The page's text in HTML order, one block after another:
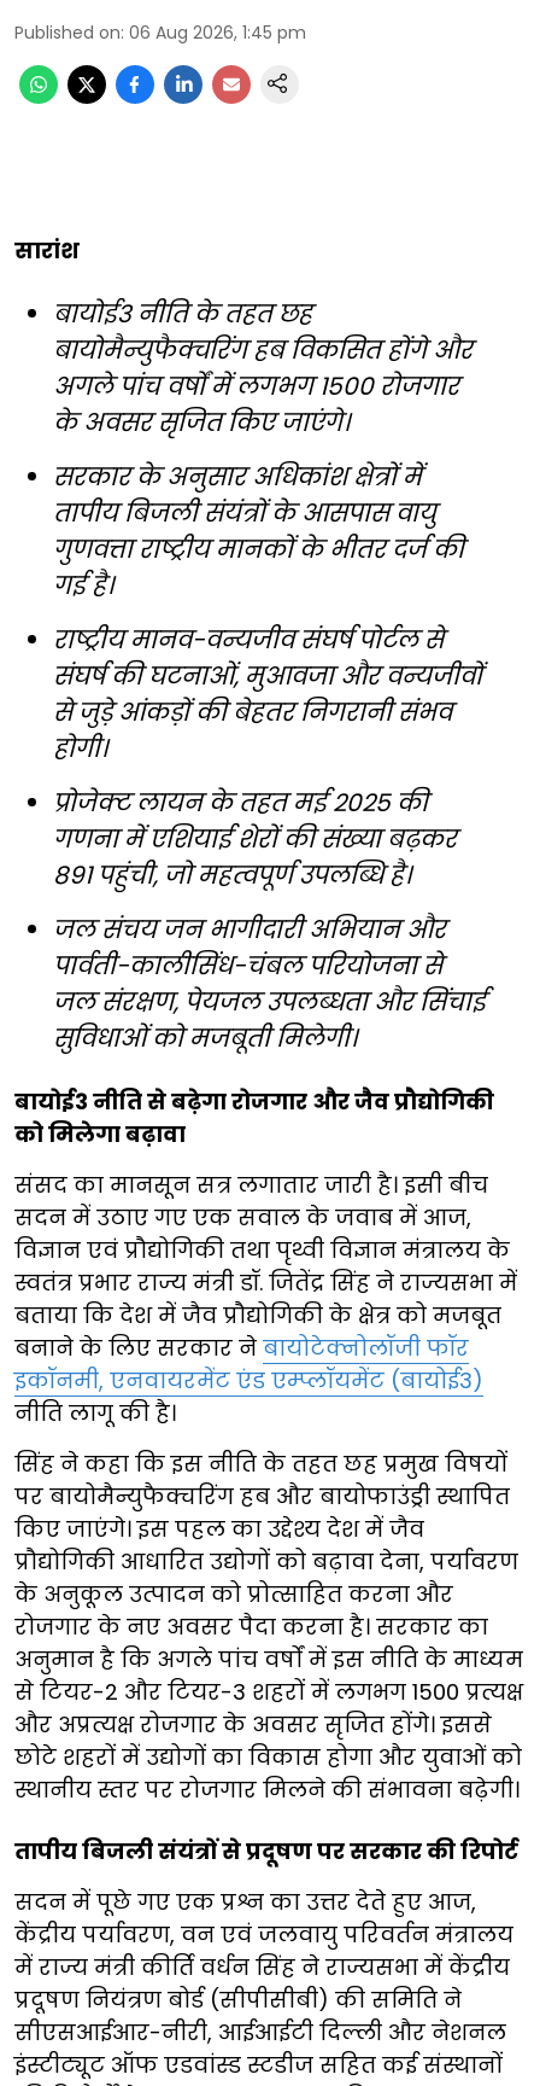
Published on: 06 Aug 2026, 1:45 pm
सारांश
बायोई3 नीति के तहत छह
बायोमैन्युफैक्चरिंग हब विकसित होंगे और
अगले पांच वर्षों में लगभग 1500 रोजगार
के अवसर सृजित किए जाएंगे।
सरकार के अनुसार अधिकांश क्षेत्रों में
तापीय बिजली संयंत्रों के आसपास वायु
गुणवत्ता राष्ट्रीय मानकों के भीतर दर्ज की
गई है।
राष्ट्रीय मानव-वन्यजीव संघर्ष पोर्टल से
संघर्ष की घटनाओं, मुआवजा और वन्यजीवों
से जुड़े आंकड़ों की बेहतर निगरानी संभव
होगी।
प्रोजेक्ट लायन के तहत मई 2025 की
गणना में एशियाई शेरों की संख्या बढ़कर
891 पहुंची, जो महत्वपूर्ण उपलब्धि है।
जल संचय जन भागीदारी अभियान और
पार्वती-कालीसिंध-चंबल परियोजना से
जल संरक्षण, पेयजल उपलब्धता और सिंचाई
सुविधाओं को मजबूती मिलेगी।
बायोई3 नीति से बढ़ेगा रोजगार और जैव प्रौद्योगिकी
को मिलेगा बढ़ावा
संसद का मानसून सत्र लगातार जारी है। इसी बीच
सदन में उठाए गए एक सवाल के जवाब में आज,
विज्ञान एवं प्रौद्योगिकी तथा पृथ्वी विज्ञान मंत्रालय के
स्वतंत्र प्रभार राज्य मंत्री डॉ. जितेंद्र सिंह ने राज्यसभा में
बताया कि देश में जैव प्रौद्योगिकी के क्षेत्र को मजबूत
बनाने के लिए सरकार ने बायोटेक्नोलॉजी फॉर
इकॉनमी, एनवायरमेंट एंड एम्प्लॉयमेंट (बायोई3)
नीति लागू की है।
सिंह ने कहा कि इस नीति के तहत छह प्रमुख विषयों
पर बायोमैन्युफैक्चरिंग हब और बायोफाउंड्री स्थापित
किए जाएंगे। इस पहल का उद्देश्य देश में जैव
प्रौद्योगिकी आधारित उद्योगों को बढ़ावा देना, पर्यावरण
के अनुकूल उत्पादन को प्रोत्साहित करना और
रोजगार के नए अवसर पैदा करना है। सरकार का
अनुमान है कि अगले पांच वर्षों में इस नीति के माध्यम
से टियर-2 और टियर-3 शहरों में लगभग 1500 प्रत्यक्ष
और अप्रत्यक्ष रोजगार के अवसर सृजित होंगे। इससे
छोटे शहरों में उद्योगों का विकास होगा और युवाओं को
स्थानीय स्तर पर रोजगार मिलने की संभावना बढ़ेगी।
तापीय बिजली संयंत्रों से प्रदूषण पर सरकार की रिपोर्ट
सदन में पूछे गए एक प्रश्न का उत्तर देते हुए आज,
केंद्रीय पर्यावरण, वन एवं जलवायु परिवर्तन मंत्रालय
में राज्य मंत्री कीर्ति वर्धन सिंह ने राज्यसभा में केंद्रीय
प्रदूषण नियंत्रण बोर्ड (सीपीसीबी) की समिति ने
सीएसआईआर-नीरी, आईआईटी दिल्ली और नेशनल
इंस्टीट्यूट ऑफ एडवांस्ड स्टडीज सहित कई संस्थानों